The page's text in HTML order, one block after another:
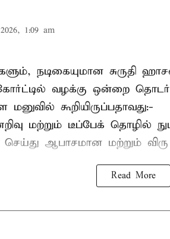
1:09 am
நடிகையுமான சுருதி
வழக்கு ஒன்றை
கூறியிருப்பதாவது:-
மற்றும் டீப்பேக் தொழில்
ஆபாசமான மற்றும்
Read More